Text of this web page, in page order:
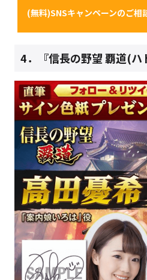
(無料)SNSキャンペーンのご相
4． 『信長の野望 覇道(